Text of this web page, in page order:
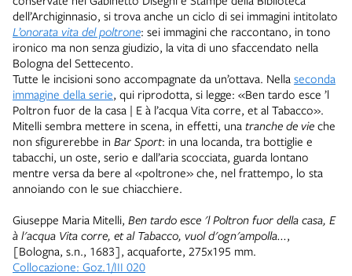
dell’Archiginnasio, si trova anche un ciclo di sei immagini intitolato
L’onorata vita del poltrone: sei immagini che raccontano, in tono
ironico ma non senza giudizio, la vita di uno sfaccendato nella
Bologna del Settecento.
Tutte le incisioni sono accompagnate da un’ottava. Nella seconda
immagine della serie, qui riprodotta, si legge: «Ben tardo esce ’l
Poltron fuor de la casa | E à l’acqua Vita corre, et al Tabacco».
Mitelli sembra mettere in scena, in effetti, una tranche de vie che
non sfigurerebbe in Bar Sport: in una locanda, tra bottiglie e
tabacchi, un oste, serio e dall’aria scocciata, guarda lontano
mentre versa da bere al «poltrone» che, nel frattempo, lo sta
annoiando con le sue chiacchiere.
Giuseppe Maria Mitelli, Ben tardo esce 'l Poltron fuor della casa, E
à l'acqua Vita corre, et al Tabacco, vuol d'ogn'ampolla...,
[Bologna, s.n., 1683], acquaforte, 275x195 mm.
Collocazione: Goz.1/III 020